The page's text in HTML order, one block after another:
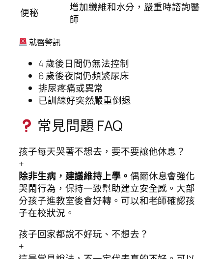
便秘
增加纖維和水分，嚴重時諮詢醫
師
就醫警訊
4 歲後日間仍無法控制
6 歲後夜間仍頻繁尿床
排尿疼痛或異常
已訓練好突然嚴重倒退
常見問題 FAQ
孩子每天哭著不想去，要不要讓他休息？
+
除非生病，建議維持上學。 偶爾休息會強化
哭鬧行為，保持一致幫助建立安全感。大部
分孩子進教室後會好轉。可以和老師確認孩
子在校狀況。
孩子回家都說不好玩、不想去？
+